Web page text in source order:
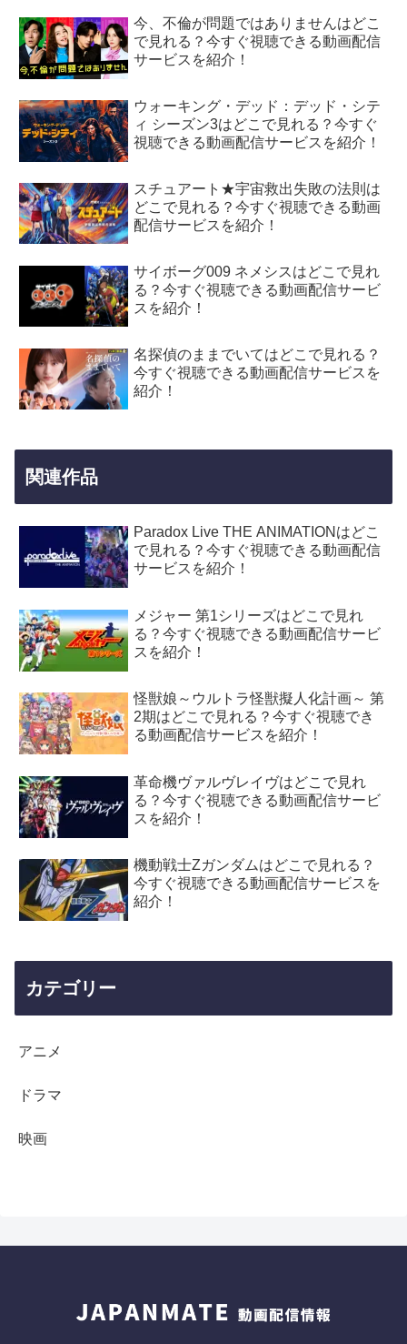
今、不倫が問題ではありませんはどこ
で見れる？今すぐ視聴できる動画配信
サービスを紹介！
ウォーキング・デッド：デッド・シテ
ィ シーズン3はどこで見れる？今すぐ
視聴できる動画配信サービスを紹介！
スチュアート★宇宙救出失敗の法則は
どこで見れる？今すぐ視聴できる動画
配信サービスを紹介！
サイボーグ009 ネメシスはどこで見れ
る？今すぐ視聴できる動画配信サービ
スを紹介！
名探偵のままでいてはどこで見れる？
今すぐ視聴できる動画配信サービスを
紹介！
関連作品
Paradox Live THE ANIMATIONはどこ
で見れる？今すぐ視聴できる動画配信
サービスを紹介！
メジャー 第1シリーズはどこで見れ
る？今すぐ視聴できる動画配信サービ
スを紹介！
怪獣娘～ウルトラ怪獣擬人化計画～ 第
2期はどこで見れる？今すぐ視聴でき
る動画配信サービスを紹介！
革命機ヴァルヴレイヴはどこで見れ
る？今すぐ視聴できる動画配信サービ
スを紹介！
機動戦士Zガンダムはどこで見れる？
今すぐ視聴できる動画配信サービスを
紹介！
カテゴリー
アニメ
ドラマ
映画